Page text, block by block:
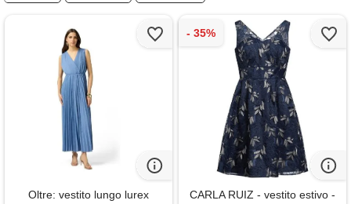
Oltre: vestito lungo lurex
CARLA RUIZ - vestito estivo -